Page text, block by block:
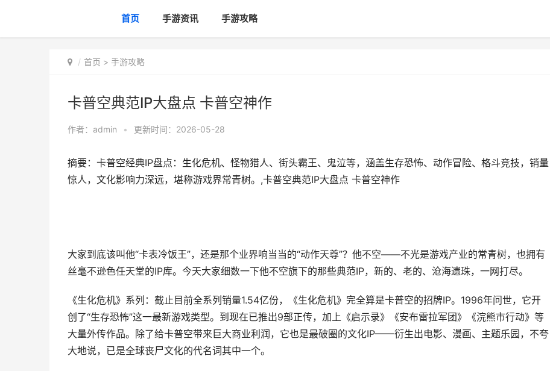
首页 手游资讯 手游攻略
首页 > 手游攻略
卡普空典范IP大盘点 卡普空神作
作者： admin • 更新时间：2026-05-28
摘要：卡普空经典IP盘点：生化危机、怪物猎人、街头霸王、鬼泣等，涵盖生存恐怖、动作冒险、格斗竞技，销量
惊人，文化影响力深远，堪称游戏界常青树。,卡普空典范IP大盘点 卡普空神作
大家到底该叫他“卡表冷饭王”，还是那个业界响当当的“动作天尊”？他不空——不光是游戏产业的常青树，也拥有
丝毫不逊色任天堂的IP库。今天大家细数一下他不空旗下的那些典范IP，新的、老的、沧海遗珠，一网打尽。
《生化危机》系列：截止目前全系列销量1.54亿份，《生化危机》完全算是卡普空的招牌IP。1996年问世，它开
创了“生存恐怖”这一最新游戏类型。到现在已推出9部正传，加上《启示录》《安布雷拉军团》《浣熊市行动》等
大量外传作品。除了给卡普空带来巨大商业利润，它也是最破圈的文化IP——衍生出电影、漫画、主题乐园，不夸
大地说，已是全球丧尸文化的代名词其中一个。